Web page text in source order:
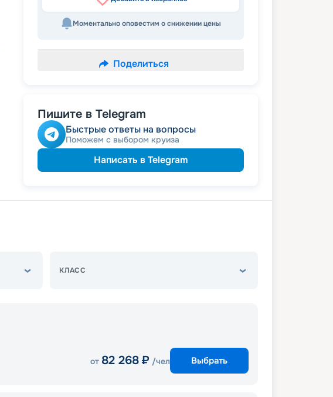
Моментально оповестим о снижении цены
Поделиться
Пишите в Telegram
Быстрые ответы на вопросы
Поможем с выбором круиза
Написать в Telegram
КЛАСС
от 82 268 ₽ /чел Выбрать